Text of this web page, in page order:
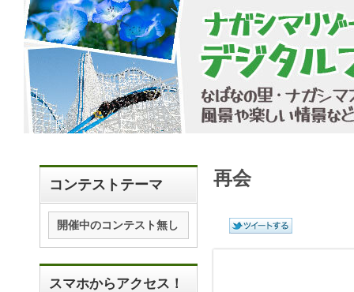
コンテストテーマ
開催中のコンテスト無し
スマホからアクセス！
再会